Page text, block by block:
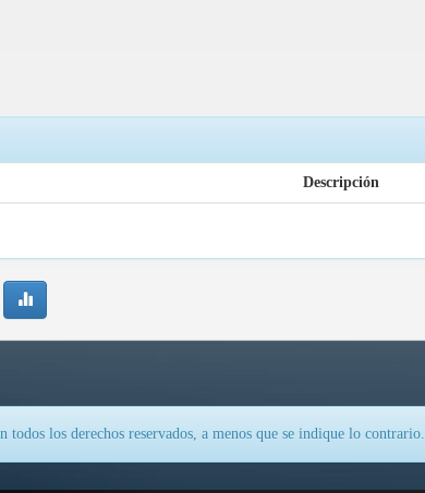
Descripción
los derechos reservados, a menos que se indique lo contrario.